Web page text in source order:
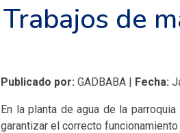
Trabajos de
Publicado por: GADBABA | Fecha:
En la planta de agua de la
garantizar el correcto